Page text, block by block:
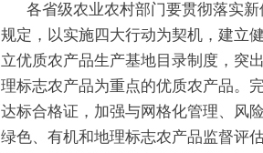
各省级农业农村部门要贯彻落实
规定，以实施四大行动为契机，建立
立优质农产品生产基地目录制度，突
理标志农产品为重点的优质农产品。
达标合格证，加强与网格化管理、风
绿色、有机和地理标志农产品监督评